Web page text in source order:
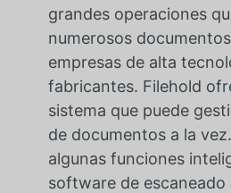
grandes operaciones
numerosos
empresas de alta
fabricantes. Filehold
sistema que puede
de documentos a la
algunas funciones
software de